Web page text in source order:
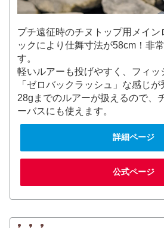
プチ遠征時のチヌトップ用メイ
ックにより仕舞寸法が58cm！非
す。
軽いルアーも投げやすく、フィ
「ゼロバックラッシュ」な感じが
28gまでのルアーが扱えるので、
ーバスにも使えます。
詳細ページ
公式ページ